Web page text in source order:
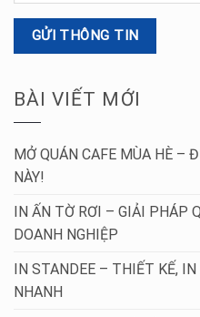
BÀI VIẾT MỚI
MỞ QUÁN CAFE MÙA HÈ –
NÀY!
IN ẤN TỜ RƠI – GIẢI PHÁP
DOANH NGHIỆP
IN STANDEE – THIẾT KẾ, IN
NHANH